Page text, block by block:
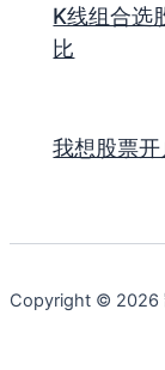
K线组合选
比
我想股票
Copyright © 2026